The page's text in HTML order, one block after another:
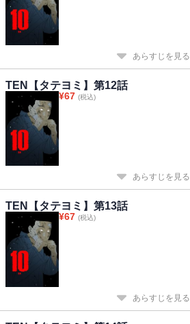
あらすじを見る
TEN【タテヨミ】第12話
¥67 (税込)
あらすじを見る
TEN【タテヨミ】第13話
¥67 (税込)
あらすじを見る